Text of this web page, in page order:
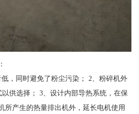
，同时避免了粉尘污染； 2、粉碎机外
供选择； 3、设计内部导热系统，在保
所产生的热量排出机外，延长电机使用